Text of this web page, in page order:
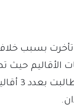
بسبب
الأقاليم
الاتفاق